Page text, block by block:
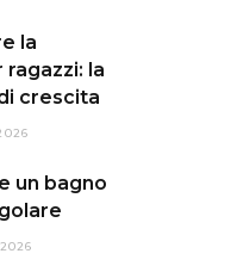
la
la
crescita
un bagno